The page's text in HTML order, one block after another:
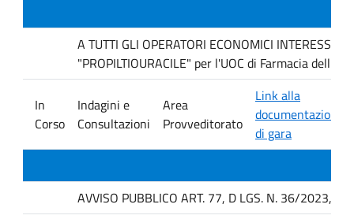
A TUTTI GLI OPERATORI ECONOMICI
"PROPILTIOURACILE" per l'UOC di Farmacia
In
Corso
Indagini e
Consultazioni
Area
Provveditorato
Link alla
documentazione
di gara
AVVISO PUBBLICO ART. 77, D LGS. N. 36/2023,